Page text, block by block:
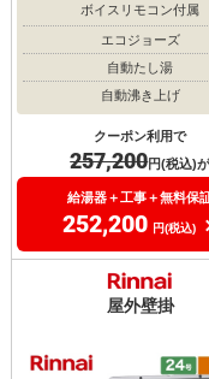
ボイスリモコン付属
エコジョーズ
自動たし湯
自動沸き上げ
クーポン利用で
257,200円(税込)
給湯器＋工事＋無料保
252,200 円(税込)
屋外壁掛